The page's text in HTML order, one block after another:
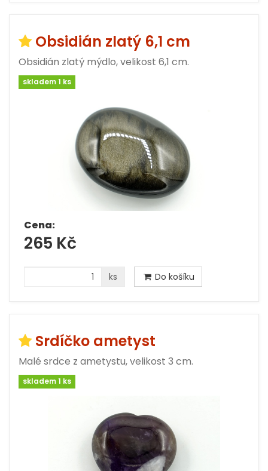
Obsidián zlatý 6,1 cm
Obsidián zlatý mýdlo, velikost 6,1 cm.
skladem 1 ks
Cena:
265 Kč
ks Do košíku
Srdíčko ametyst
Malé srdce z ametystu, velikost 3 cm.
skladem 1 ks